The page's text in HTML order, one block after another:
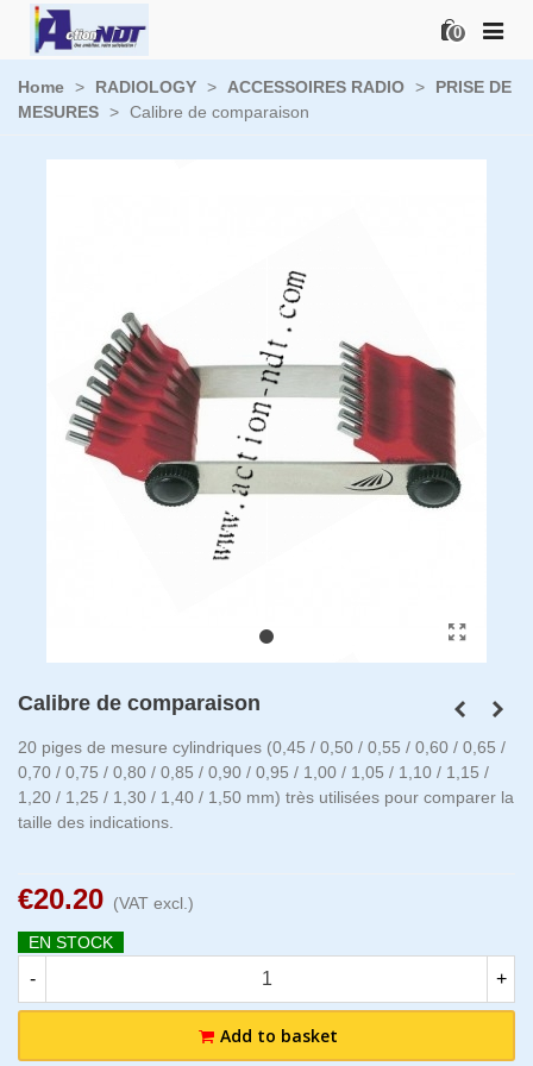
0
Home > RADIOLOGY > ACCESSOIRES RADIO >
PRISE DE
MESURES > Calibre de comparaison
Calibre de comparaison
20 piges de mesure cylindriques (0,45 / 0,50 / 0,55 / 0,60 / 0,65 /
0,70 / 0,75 / 0,80 / 0,85 / 0,90 / 0,95 / 1,00 / 1,05 / 1,10 / 1,15 /
1,20 / 1,25 / 1,30 / 1,40 / 1,50 mm) très utilisées pour comparer la
taille des indications.
€20.20 (VAT excl.)
EN STOCK
- +
Add to basket